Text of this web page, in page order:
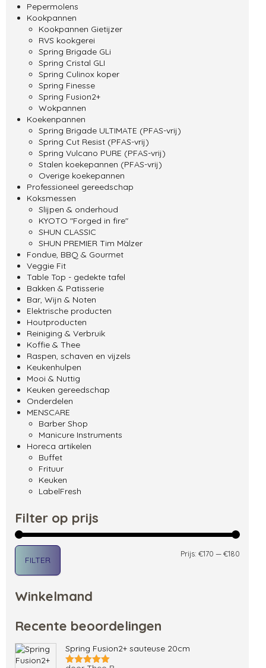
Pepermolens
Kookpannen
Kookpannen Gietijzer
RVS kookgerei
Spring Brigade GLi
Spring Cristal GLI
Spring Culinox koper
Spring Finesse
Spring Fusion2+
Wokpannen
Koekenpannen
Spring Brigade ULTIMATE (PFAS-vrij)
Spring Cut Resist (PFAS-vrij)
Spring Vulcano PURE (PFAS-vrij)
Stalen koekepannen (PFAS-vrij)
Overige koekepannen
Professioneel gereedschap
Koksmessen
Slijpen & onderhoud
KYOTO "Forged in fire"
SHUN CLASSIC
SHUN PREMIER Tim Mälzer
Fondue, BBQ & Gourmet
Veggie Fit
Table Top - gedekte tafel
Bakken & Patisserie
Bar, Wijn & Noten
Elektrische producten
Houtproducten
Reiniging & Verbruik
Koffie & Thee
Raspen, schaven en vijzels
Keukenhulpen
Mooi & Nuttig
Keuken gereedschap
Onderdelen
MENSCARE
Barber Shop
Manicure Instruments
Horeca artikelen
Buffet
Frituur
Keuken
LabelFresh
Filter op prijs
FILTER
Prijs: €170 — €180
Winkelmand
Recente beoordelingen
Spring Fusion2+ sauteuse 20cm